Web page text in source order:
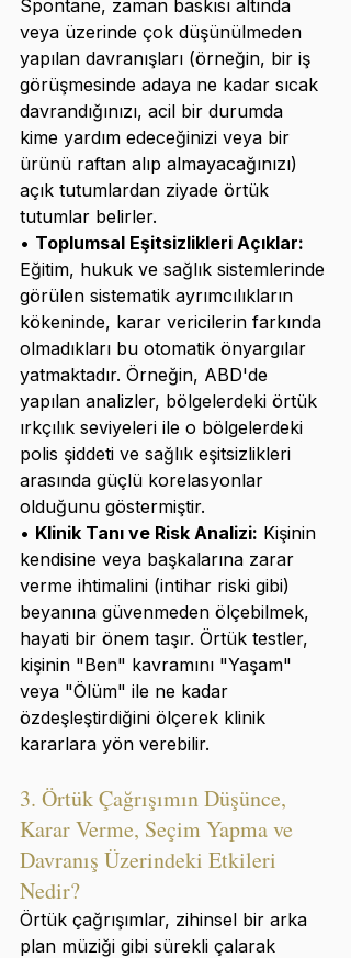
Spontane, zaman baskısı altında
veya üzerinde çok düşünülmeden
yapılan davranışları (örneğin, bir iş
görüşmesinde adaya ne kadar sıcak
davrandığınızı, acil bir durumda
kime yardım edeceğinizi veya bir
ürünü raftan alıp almayacağınızı)
açık tutumlardan ziyade örtük
tutumlar belirler.
• Toplumsal Eşitsizlikleri Açıklar:
Eğitim, hukuk ve sağlık sistemlerinde
görülen sistematik ayrımcılıkların
kökeninde, karar vericilerin farkında
olmadıkları bu otomatik önyargılar
yatmaktadır. Örneğin, ABD'de
yapılan analizler, bölgelerdeki örtük
ırkçılık seviyeleri ile o bölgelerdeki
polis şiddeti ve sağlık eşitsizlikleri
arasında güçlü korelasyonlar
olduğunu göstermiştir.
• Klinik Tanı ve Risk Analizi: Kişinin
kendisine veya başkalarına zarar
verme ihtimalini (intihar riski gibi)
beyanına güvenmeden ölçebilmek,
hayati bir önem taşır. Örtük testler,
kişinin "Ben" kavramını "Yaşam"
veya "Ölüm" ile ne kadar
özdeşleştirdiğini ölçerek klinik
kararlara yön verebilir.
3. Örtük Çağrışımın Düşünce,
Karar Verme, Seçim Yapma ve
Davranış Üzerindeki Etkileri
Nedir?
Örtük çağrışımlar, zihinsel bir arka
plan müziği gibi sürekli çalarak